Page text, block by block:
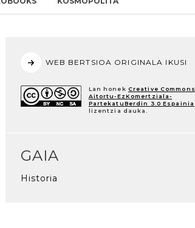
WEB BERTSIOA ORIGINALA IKUSI
Lan honek Creative Commons
Aitortu-EzKomertziala-
PartekatuBerdin 3.0 Espainia
lizentzia dauka.
GAIA
Historia